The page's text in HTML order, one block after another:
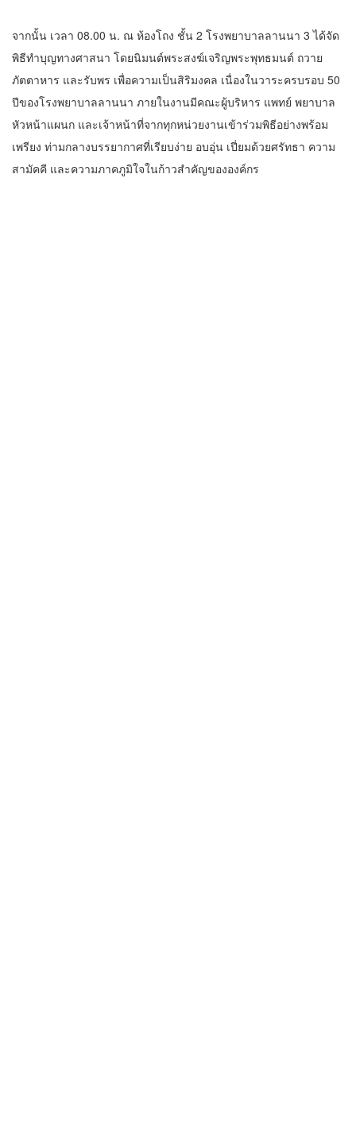
จากนั้น เวลา 08.00 น. ณ ห้องโถง ชั้น 2 โรงพยาบาลลานนา 3 ได้จัด
พิธีทำบุญทางศาสนา โดยนิมนต์พระสงฆ์เจริญพระพุทธมนต์ ถวาย
ภัตตาหาร และรับพร เพื่อความเป็นสิริมงคล เนื่องในวาระครบรอบ 50
ปีของโรงพยาบาลลานนา ภายในงานมีคณะผู้บริหาร แพทย์ พยาบาล
หัวหน้าแผนก และเจ้าหน้าที่จากทุกหน่วยงานเข้าร่วมพิธีอย่างพร้อม
เพรียง ท่ามกลางบรรยากาศที่เรียบง่าย อบอุ่น เปี่ยมด้วยศรัทธา ความ
สามัคคี และความภาคภูมิใจในก้าวสำคัญขององค์กร